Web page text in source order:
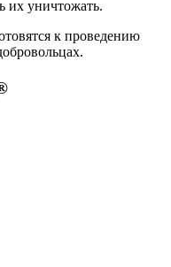
их уничтожать.
к проведению